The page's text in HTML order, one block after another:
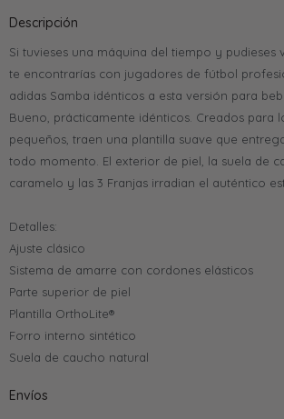
Descripción
Si tuvieses una máquina del tiempo y pudieses
te encontrarías con jugadores de fútbol
adidas Samba idénticos a esta versión para
Bueno, prácticamente idénticos. Creados para
pequeños, traen una plantilla suave que
todo momento. El exterior de piel, la suela de
caramelo y las 3 Franjas irradian el auténtico
Detalles:
Ajuste clásico
Sistema de amarre con cordones elásticos
Parte superior de piel
Plantilla OrthoLite®
Forro interno sintético
Suela de caucho natural
Envíos